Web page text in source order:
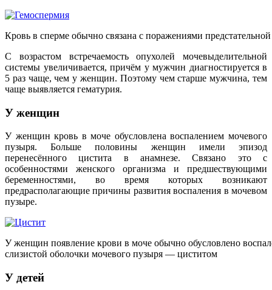
Кровь в сперме обычно связана с поражениями
С возрастом встречаемость опухолей мочевыделительной
системы увеличивается, причём у мужчин диагностируется в
5 раз чаще, чем у женщин. Поэтому чем старше мужчина, тем
чаще выявляется гематурия.
У женщин
У женщин кровь в моче обусловлена воспалением мочевого
пузыря. Больше половины женщин имели эпизод
перенесённого цистита в анамнезе. Связано это с
особенностями женского организма и предшествующими
беременностями, во время которых возникают
предрасполагающие причины развития воспаления в мочевом
пузыре.
У женщин появление крови в моче обычно обусловлено
слизистой оболочки мочевого пузыря — циститом
У детей